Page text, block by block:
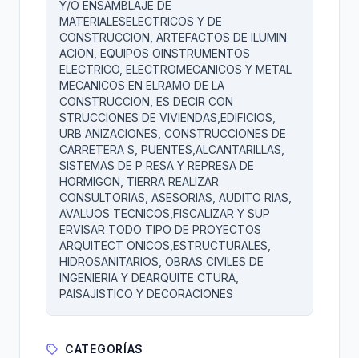
Y/O ENSAMBLAJE DE
MATERIALESELECTRICOS Y DE
CONSTRUCCION, ARTEFACTOS DE ILUMIN
ACION, EQUIPOS OINSTRUMENTOS
ELECTRICO, ELECTROMECANICOS Y METAL
MECANICOS EN ELRAMO DE LA
CONSTRUCCION, ES DECIR CON
STRUCCIONES DE VIVIENDAS,EDIFICIOS,
URB ANIZACIONES, CONSTRUCCIONES DE
CARRETERA S, PUENTES,ALCANTARILLAS,
SISTEMAS DE P RESA Y REPRESA DE
HORMIGON, TIERRA REALIZAR
CONSULTORIAS, ASESORIAS, AUDITO RIAS,
AVALUOS TECNICOS,FISCALIZAR Y SUP
ERVISAR TODO TIPO DE PROYECTOS
ARQUITECT ONICOS,ESTRUCTURALES,
HIDROSANITARIOS, OBRAS CIVILES DE
INGENIERIA Y DEARQUITE CTURA,
PAISAJISTICO Y DECORACIONES
CATEGORÍAS